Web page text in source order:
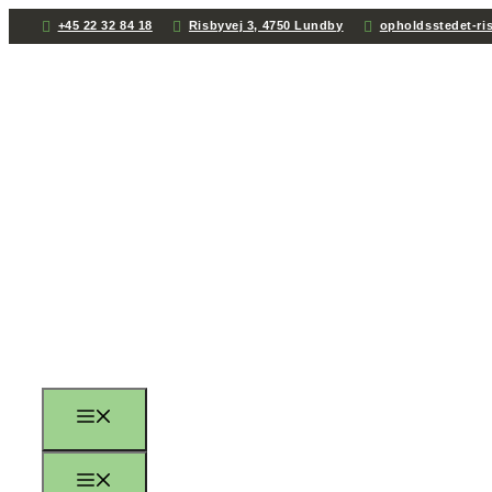
+45 22 32 84 18 Risbyvej 3, 4750 Lundby opholdsstedet-